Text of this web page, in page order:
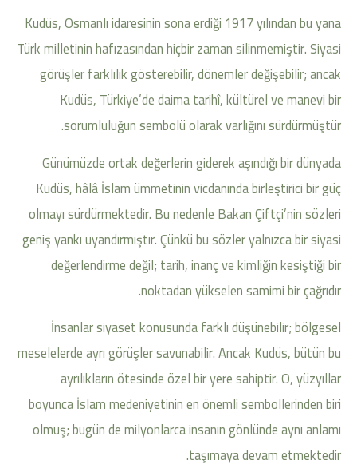
Kudüs, Osmanlı idaresinin sona erdiği 1917 yılından bu yana
Türk milletinin hafızasından hiçbir zaman silinmemiştir. Siyasi
görüşler farklılık gösterebilir, dönemler değişebilir; ancak
Kudüs, Türkiye’de daima tarihî, kültürel ve manevi bir
sorumluluğun sembolü olarak varlığını sürdürmüştür.
Günümüzde ortak değerlerin giderek aşındığı bir dünyada
Kudüs, hâlâ İslam ümmetinin vicdanında birleştirici bir güç
olmayı sürdürmektedir. Bu nedenle Bakan Çiftçi’nin sözleri
geniş yankı uyandırmıştır. Çünkü bu sözler yalnızca bir siyasi
değerlendirme değil; tarih, inanç ve kimliğin kesiştiği bir
noktadan yükselen samimi bir çağrıdır.
İnsanlar siyaset konusunda farklı düşünebilir; bölgesel
meselelerde ayrı görüşler savunabilir. Ancak Kudüs, bütün bu
ayrılıkların ötesinde özel bir yere sahiptir. O, yüzyıllar
boyunca İslam medeniyetinin en önemli sembollerinden biri
olmuş; bugün de milyonlarca insanın gönlünde aynı anlamı
taşımaya devam etmektedir.